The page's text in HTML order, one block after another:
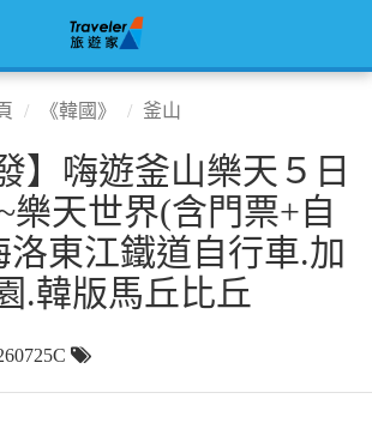
《韓國》 釜山
】嗨遊釜山樂天５日
樂天世界(含門票+自
洛東江鐵道自行車.加
.韓版馬丘比丘